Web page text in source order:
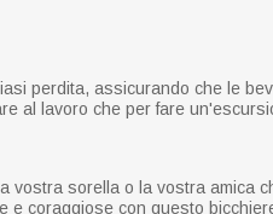
perdita, assicurando che le
al lavoro che per fare
vostra sorella o la vostra amica
e coraggiose con questo